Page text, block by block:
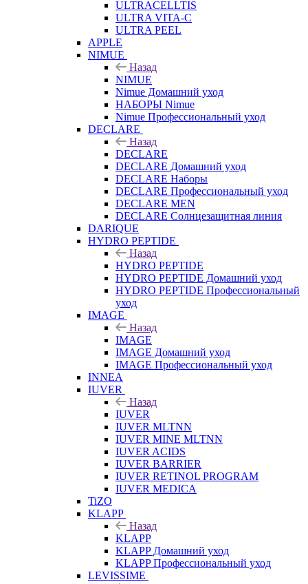
ULTRACELLTIS
ULTRA VITA-C
ULTRA PEEL
APPLE
NIMUE
Назад
NIMUE
Nimue Домашний уход
НАБОРЫ Nimue
Nimue Профессиональный уход
DECLARE
Назад
DECLARE
DECLARE Домашний уход
DECLARE Наборы
DECLARE Профессиональный уход
DECLARE MEN
DECLARE Солнцезащитная линия
DARIQUE
HYDRO PEPTIDE
Назад
HYDRO PEPTIDE
HYDRO PEPTIDE Домашний уход
HYDRO PEPTIDE Профессиональный
уход
IMAGE
Назад
IMAGE
IMAGE Домашний уход
IMAGE Профессиональный уход
INNEA
IUVER
Назад
IUVER
IUVER MLTNN
IUVER MINE MLTNN
IUVER ACIDS
IUVER BARRIER
IUVER RETINOL PROGRAM
IUVER MEDICA
TiZO
KLAPP
Назад
KLAPP
KLAPP Домашний уход
KLAPP Профессиональный уход
LEVISSIME